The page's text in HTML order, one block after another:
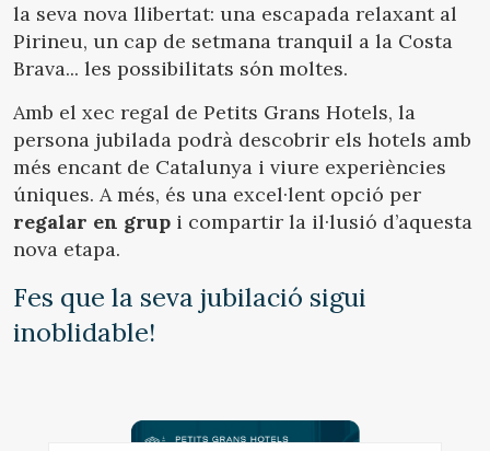
CA ES EN FR
la seva nova llibertat: una escapada relaxant al
Pirineu, un cap de setmana tranquil a la Costa
Brava... les possibilitats són moltes.
Amb el xec regal de Petits Grans Hotels, la
persona jubilada podrà descobrir els hotels amb
més encant de Catalunya i viure experiències
úniques. A més, és una excel·lent opció per
regalar en grup i compartir la il·lusió d’aquesta
nova etapa.
Fes que la seva jubilació sigui
inoblidable!
Modificar cookies
Tècniques i funcionals
Sempre activades
Aquest lloc web utilitza cookies pròpies per recopilar
informació amb la finalitat de millorar els nostres serveis.
Si continua navegant, suposa l'acceptació de la instal·lació
de les mateixes. L'usuari té la possibilitat de configurar el
instal·lades al disc dur, encara que haurà de tenir en
compte que aquesta acció podrà ocasionar dificultats de
navegació de la pàgina web.
Permeten fer el seguiment i l'anàlisi del comportament
dels usuaris d'aquest lloc web. La informació recollida